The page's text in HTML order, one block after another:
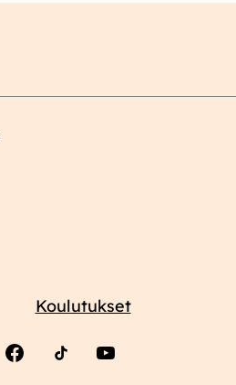
Koulutukset